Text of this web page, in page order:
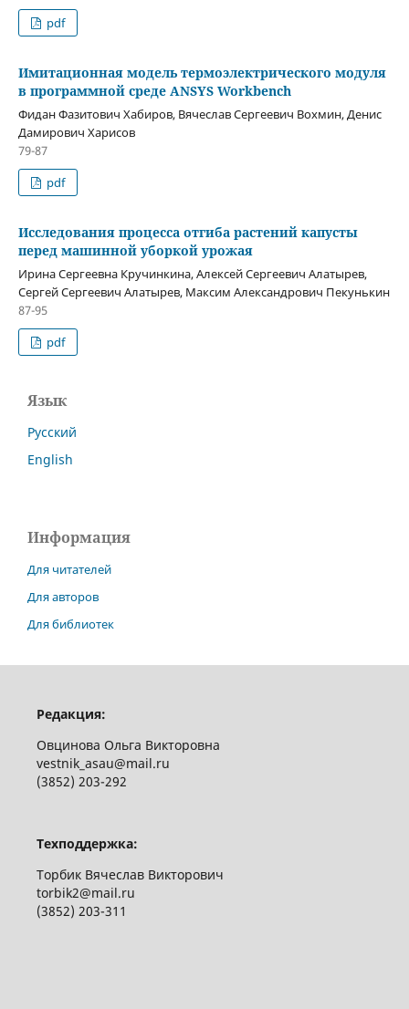
pdf
Имитационная модель термоэлектрического модуля
в программной среде ANSYS Workbench
Фидан Фазитович Хабиров, Вячеслав Сергеевич Вохмин, Денис
Дамирович Харисов
79-87
pdf
Исследования процесса отгиба растений капусты
перед машинной уборкой урожая
Ирина Сергеевна Кручинкина, Алексей Сергеевич Алатырев,
Сергей Сергеевич Алатырев, Максим Александрович Пекунькин
87-95
pdf
Язык
Русский
English
Информация
Для читателей
Для авторов
Для библиотек
Редакция:
Овцинова Ольга Викторовна
vestnik_asau@mail.ru
(3852) 203-292
Техподдержка:
Торбик Вячеслав Викторович
torbik2@mail.ru
(3852) 203-311